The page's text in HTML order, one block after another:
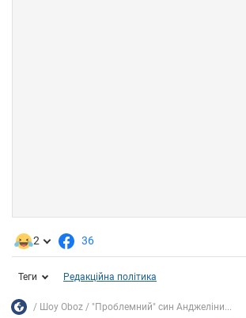
2 36
Теги Редакційна політика
Шоу Oboz "Проблемний" син Анджеліни...